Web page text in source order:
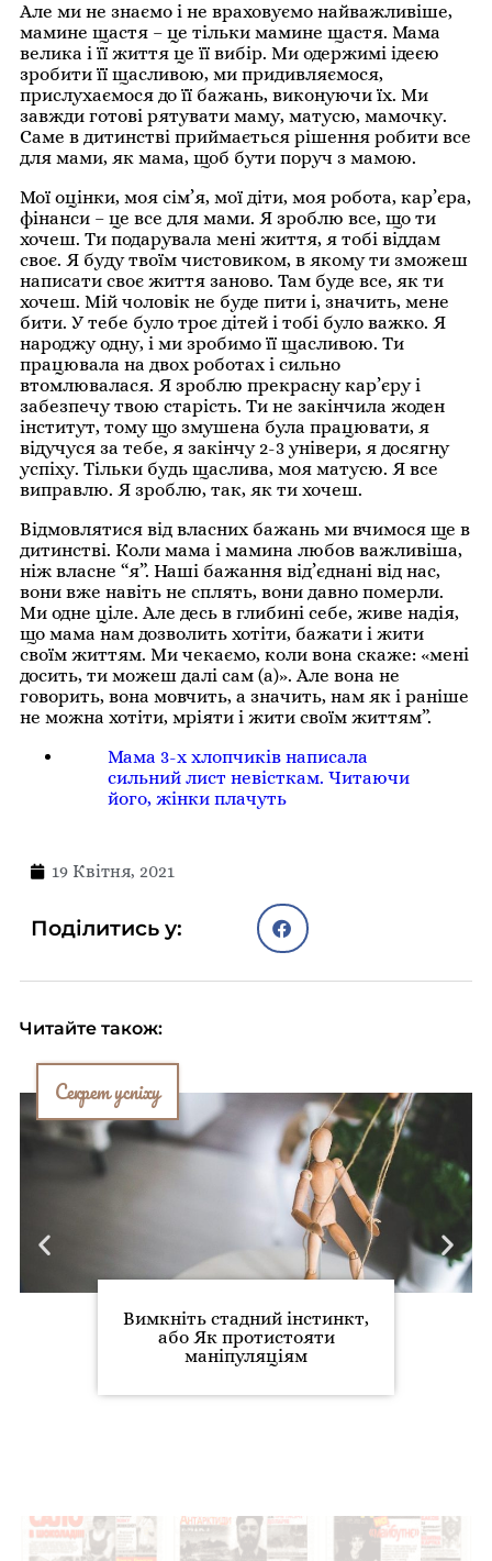
Але ми не знаємо і не враховуємо найважливіше,
мамине щастя – це тільки мамине щастя. Мама
велика і її життя це її вибір. Ми одержимі ідеєю
зробити її щасливою, ми придивляємося,
прислухаємося до її бажань, виконуючи їх. Ми
завжди готові рятувати маму, матусю, мамочку.
Саме в дитинстві приймається рішення робити все
для мами, як мама, щоб бути поруч з мамою.
Мої оцінки, моя сім’я, мої діти, моя робота, кар’єра,
фінанси – це все для мами. Я зроблю все, що ти
хочеш. Ти подарувала мені життя, я тобі віддам
своє. Я буду твоїм чистовиком, в якому ти зможеш
написати своє життя заново. Там буде все, як ти
хочеш. Мій чоловік не буде пити і, значить, мене
бити. У тебе було троє дітей і тобі було важко. Я
народжу одну, і ми зробимо її щасливою. Ти
працювала на двох роботах і сильно
втомлювалася. Я зроблю прекрасну кар’єру і
забезпечу твою старість. Ти не закінчила жоден
інститут, тому що змушена була працювати, я
відучуся за тебе, я закінчу 2-3 універи, я досягну
успіху. Тільки будь щаслива, моя матусю. Я все
виправлю. Я зроблю, так, як ти хочеш.
Відмовлятися від власних бажань ми вчимося ще в
дитинстві. Коли мама і мамина любов важливіша,
ніж власне “я”. Наші бажання від’єднані від нас,
вони вже навіть не сплять, вони давно померли.
Ми одне ціле. Але десь в глибині себе, живе надія,
що мама нам дозволить хотіти, бажати і жити
своїм життям. Ми чекаємо, коли вона скаже: «мені
досить, ти можеш далі сам (а)». Але вона не
говорить, вона мовчить, а значить, нам як і раніше
не можна хотіти, мріяти і жити своїм життям”.
Мама 3-х хлопчиків написала
сильний лист невісткам. Читаючи
його, жінки плачуть
19 Квітня, 2021
Поділитись у:
Читайте також:
Секрет успіху
Вимкніть стадний інстинкт,
або Як протистояти
маніпуляціям